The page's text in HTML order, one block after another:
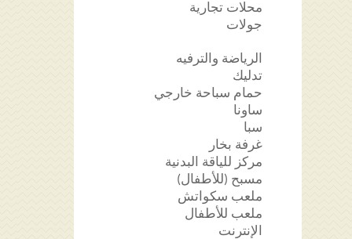
محلات تجارية
جولات
الرياضة والترفيه
تدليك
حمام سباحة خارجي
ساونا
سبا
غرفة بخار
مركز للياقة البدنية
مسبح (للأطفال)
ملعب سكواتش
ملعب للأطفال
الإنترنت